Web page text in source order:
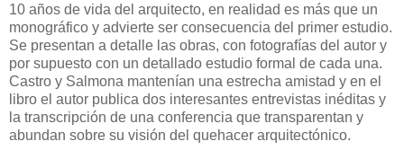
10 años de vida del arquitecto, en realidad es más que un
monográfico y advierte ser consecuencia del primer estudio.
Se presentan a detalle las obras, con fotografías del autor y
por supuesto con un detallado estudio formal de cada una.
Castro y Salmona mantenían una estrecha amistad y en el
libro el autor publica dos interesantes entrevistas inéditas y
la transcripción de una conferencia que transparentan y
abundan sobre su visión del quehacer arquitectónico.